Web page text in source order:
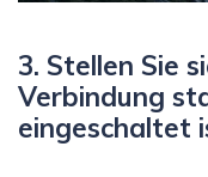
3. Stellen Sie
Verbindung
eingeschaltet